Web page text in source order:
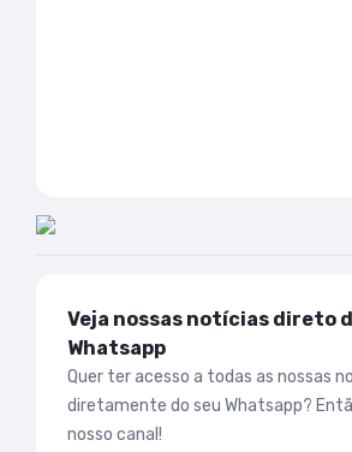
Veja nossas notícias direto
Whatsapp
Quer ter acesso a todas as nossas
diretamente do seu Whatsapp?
nosso canal!